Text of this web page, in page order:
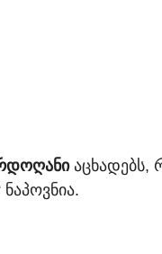
აცხადებს,